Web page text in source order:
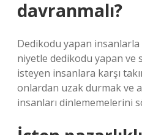
davranmalı?
Dedikodu yapan insanlarla
niyetle dedikodu yapan ve
isteyen insanlara karşı
onlardan uzak durmak ve
insanları dinlememelerini